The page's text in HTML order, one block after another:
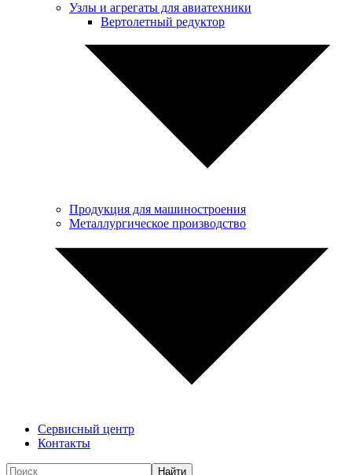
Узлы и агрегаты для авиатехники
Вертолетный редуктор
Продукция для машиностроения
Металлургическое производство
Сервисный центр
Контакты
Найти